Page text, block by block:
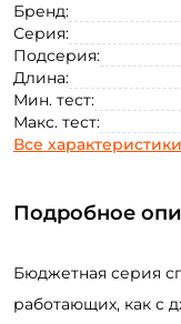
Бренд:
Серия:
Подсерия:
Длина:
Мин. тест:
Макс. тест:
Все характеристики
Подробное
Бюджетная серия
работающих, как с